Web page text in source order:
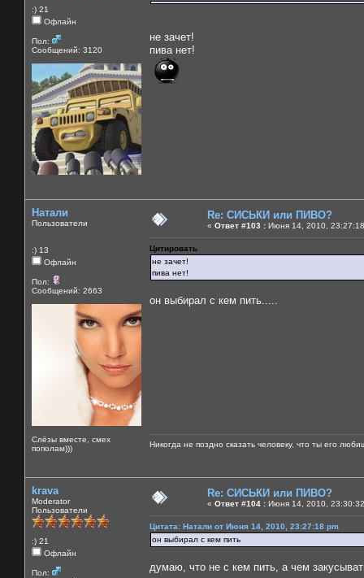
:) 21
Офлайн
Пол:
Сообщений: 3120
не зачет!
пива нет!
Натали
Пользователи
:) 13
Офлайн
Пол:
Сообщений: 2663
Слёзы вместе, смех
пополам)))
Re: СИСЬКИ или ПИВО?
« Ответ #103 : Июня 14, 2010,
Цитировать
не зачет!
пива нет!
он выбирал с кем пить.....
Никогда не поздно сказать человеку, что ты его
krava
Moderator
Пользователи
:) 21
Офлайн
Пол:
Re: СИСЬКИ или ПИВО?
« Ответ #104 : Июня 14, 2010,
Цитата: Натали от Июня 14, 2010, 23:27:18 pm
он выбирал с кем пить
думаю, что не с кем пить, а чем